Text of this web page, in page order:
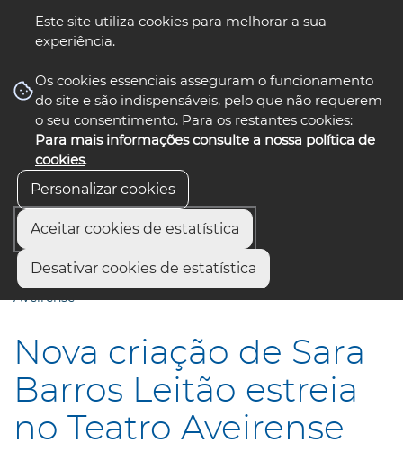
Este site utiliza cookies para melhorar a sua
experiência.
Os cookies essenciais asseguram o funcionamento
do site e são indispensáveis, pelo que não requerem
o seu consentimento. Para os restantes cookies:
Para mais informações consulte a nossa política de
cookies.
Personalizar cookies
Aceitar cookies de estatística
Desativar cookies de estatística
nos select language
Início
Nova criação de Sara Barros Leitão estreia no Teatro
Aveirense
Nova criação de Sara
Barros Leitão estreia
no Teatro Aveirense